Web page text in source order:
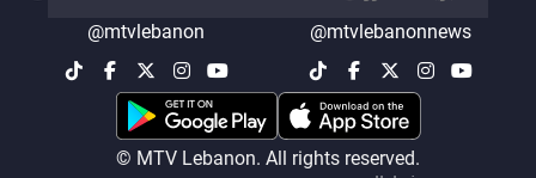
@mtvlebanonnews
@mtvlebanon
© MTV Lebanon. All rights reserved.